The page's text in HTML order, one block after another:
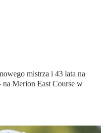
mistrza i 43 lata na
na Merion East Course w